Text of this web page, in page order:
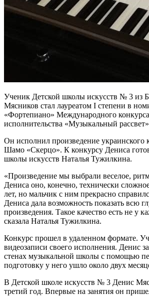
Ученик Детской школы искусств № 3 из
Мясников стал лауреатом I степени в
«Фортепиано» Международного
исполнительства «Музыкальный
Он исполнил произведение украинского
Шамо «Скерцо». К конкурсу Дениса
школы искусств Наталья Тужилкина.
«Произведение мы выбрали веселое,
Дениса оно, конечно, технически
лет, но мальчик с ним прекрасно
Дениса дала возможность показать всю
произведения. Такое качество есть не у
сказала Наталья Тужилкина.
Конкурс прошел в удаленном формате.
видеозаписи своего исполнения. Денис
стенах музыкальной школы с помощью
подготовку у него ушло около двух
В Детской школе искусств № 3 Денис
третий год. Впервые на занятия он